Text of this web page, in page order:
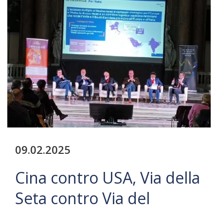
09.02.2025
Cina contro USA, Via della
Seta contro Via del